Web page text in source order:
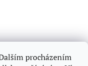
procházením